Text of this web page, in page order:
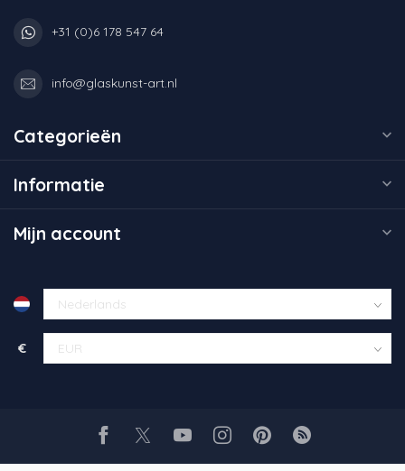
+31 (0)6 178 547 64
info@glaskunst-art.nl
Categorieën
Informatie
Mijn account
€